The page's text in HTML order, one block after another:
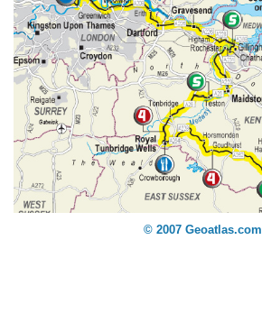
© 2007 Geoatlas.com